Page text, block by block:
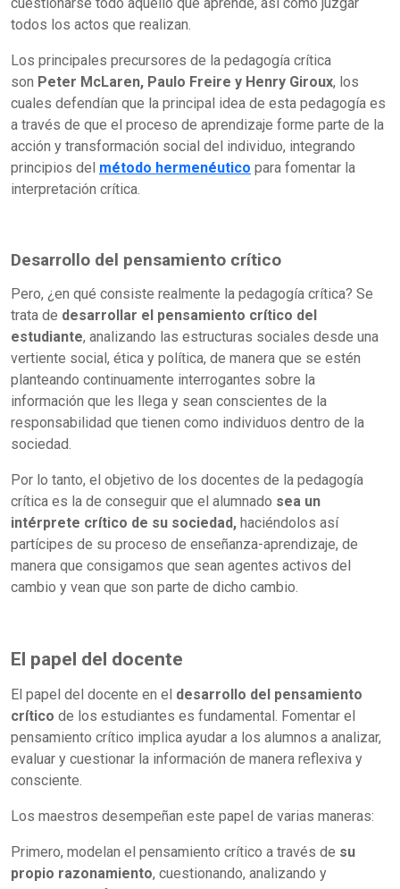
todos los actos que realizan.
Los principales precursores de la pedagogía crítica
son Peter McLaren, Paulo Freire y Henry Giroux, los
cuales defendían que la principal idea de esta pedagogía es
a través de que el proceso de aprendizaje forme parte de la
acción y transformación social del individuo, integrando
principios del método hermenéutico para fomentar la
interpretación crítica.
Desarrollo del pensamiento crítico
Pero, ¿en qué consiste realmente la pedagogía crítica? Se
trata de desarrollar el pensamiento crítico del
estudiante, analizando las estructuras sociales desde una
vertiente social, ética y política, de manera que se estén
planteando continuamente interrogantes sobre la
información que les llega y sean conscientes de la
responsabilidad que tienen como individuos dentro de la
sociedad.
Por lo tanto, el objetivo de los docentes de la pedagogía
crítica es la de conseguir que el alumnado sea un
intérprete crítico de su sociedad, haciéndolos así
partícipes de su proceso de enseñanza-aprendizaje, de
manera que consigamos que sean agentes activos del
cambio y vean que son parte de dicho cambio.
El papel del docente
El papel del docente en el desarrollo del pensamiento
crítico de los estudiantes es fundamental. Fomentar el
pensamiento crítico implica ayudar a los alumnos a analizar,
evaluar y cuestionar la información de manera reflexiva y
consciente.
Los maestros desempeñan este papel de varias maneras:
Primero, modelan el pensamiento crítico a través de su
propio razonamiento, cuestionando, analizando y